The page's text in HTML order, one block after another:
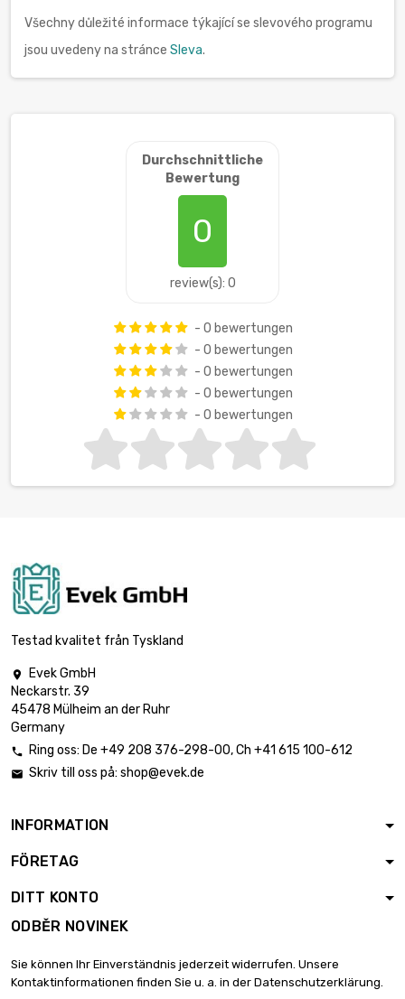
Všechny důležité informace týkající se slevového programu
jsou uvedeny na stránce Sleva.
Durchschnittliche
Bewertung
0
review(s): 0
- 0 bewertungen
- 0 bewertungen
- 0 bewertungen
- 0 bewertungen
- 0 bewertungen
Testad kvalitet från Tyskland

Evek GmbH
Neckarstr. 39
45478 Mülheim an der Ruhr
Germany
 Ring oss: De +49 208 376-298-00, Ch +41 615 100-612
 Skriv till oss på: shop@evek.de
INFORMATION
FÖRETAG
DITT KONTO
ODBĚR NOVINEK
Sie können Ihr Einverständnis jederzeit widerrufen. Unsere
Kontaktinformationen finden Sie u. a. in der Datenschutzerklärung.